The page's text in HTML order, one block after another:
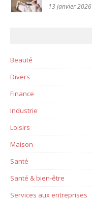
13 janvier 2026
Beauté
Divers
Finance
Industrie
Loisirs
Maison
Santé
Santé & bien-être
Services aux entreprises